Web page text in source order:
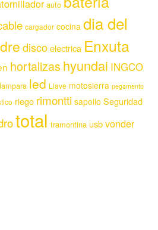
auto
cargador cocina dia del
discoelectrica Enxuta
hortalizas hyundai INGCO
lampara led Llave motosierra pegamento
riego rimontti sapolio Seguridad
total tramontina usbvonder